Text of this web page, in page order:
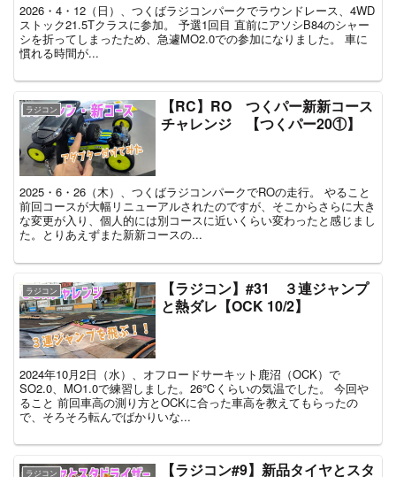
2026・4・12（日）、つくばラジコンパークでラウンドレース、4WD
ストック21.5Tクラスに参加。 予選1回目 直前にアソシB84のシャー
シを折ってしまったため、急遽MO2.0での参加になりました。 車に
慣れる時間が...
ラジコン
【RC】RO つくパー新新コース
チャレンジ 【つくパー20①】
2025・6・26（木）、つくばラジコンパークでROの走行。 やること
前回コースが大幅リニューアルされたのですが、そこからさらに大き
な変更が入り、個人的には別コースに近いくらい変わったと感じまし
た。とりあえずまた新新コースの...
ラジコン
【ラジコン】#31 ３連ジャンプ
と熱ダレ【OCK 10/2】
2024年10月2日（水）、オフロードサーキット鹿沼（OCK）で
SO2.0、MO1.0で練習しました。26℃くらいの気温でした。 今回や
ること 前回車高の測り方とOCKに合った車高を教えてもらったの
で、そろそろ転んでばかりいな...
ラジコン
【ラジコン#9】新品タイヤとスタ